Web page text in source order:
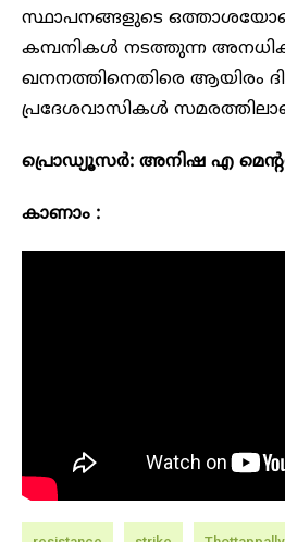
സ്ഥാപനങ്ങളുടെ
കമ്പനികൾ നടത്തുന്ന
ഖനനത്തിനെതിരെ ആയിരം
പ്രദേശവാസികൾ
പ്രൊഡ്യൂസർ: അനിഷ എ
കാണാം :